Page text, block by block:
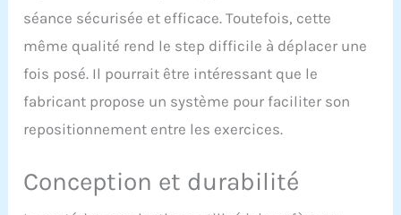
séance sécurisée et efficace. Toutefois, cette
même qualité rend le step difficile à déplacer une
fois posé. Il pourrait être intéressant que le
fabricant propose un système pour faciliter son
repositionnement entre les exercices.
Conception et durabilité